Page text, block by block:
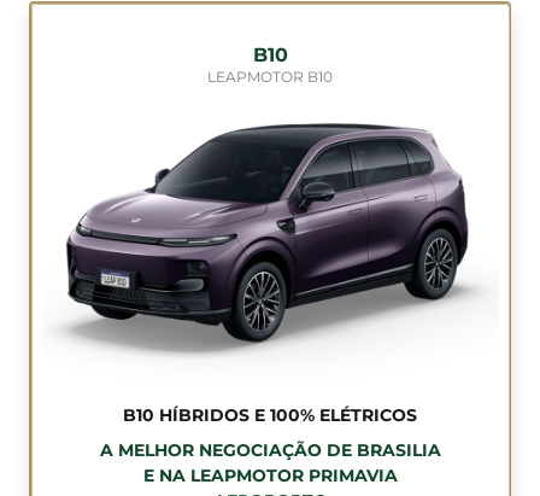
B10
LEAPMOTOR B10
B10 HÍBRIDOS E 100% ELÉTRICOS
A MELHOR NEGOCIAÇÃO DE BRASILIA
E NA LEAPMOTOR PRIMAVIA